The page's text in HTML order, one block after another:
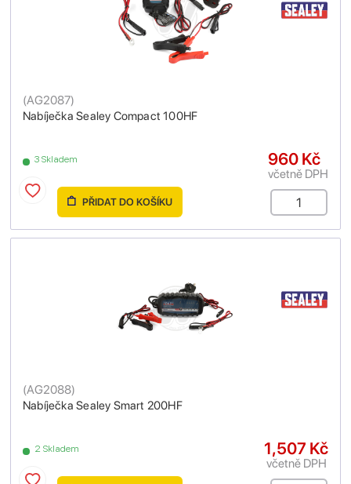
Nabíječka Sealey Compact 100HF
(AG2087)
3 Skladem 960 Kč
včetně DPH
PŘIDAT DO KOŠÍKU
Nabíječka Sealey Smart 200HF
(AG2088)
2 Skladem 1,507 Kč
včetně DPH